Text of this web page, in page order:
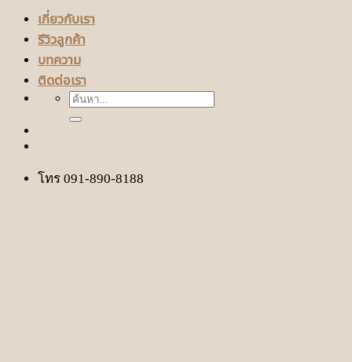
เกี่ยวกับเรา
รีวิวลูกค้า
บทความ
ติดต่อเรา
ค้นหา:
โทร 091-890-8188